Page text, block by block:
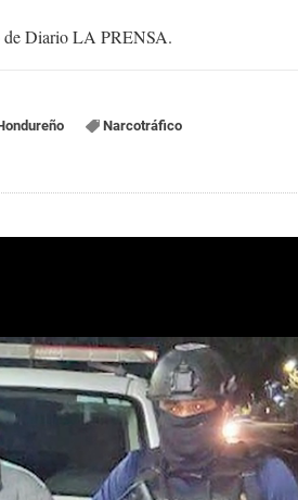
de Diario LA PRENSA.
Narcotráfico